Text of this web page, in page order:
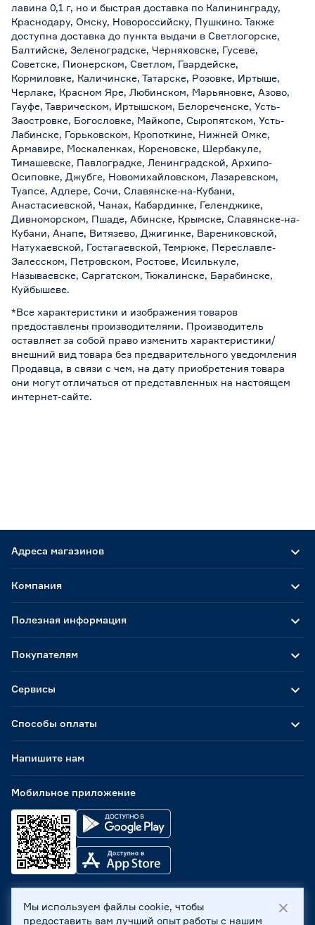
лавина 0,1 г, но и быстрая доставка по Калининграду,
Краснодару, Омску, Новороссийску, Пушкино. Также
доступна доставка до пункта выдачи в Светлогорске,
Балтийске, Зеленоградске, Черняховске, Гусеве,
Советске, Пионерском, Светлом, Гвардейске,
Кормиловке, Каличинске, Татарске, Розовке, Иртыше,
Черлаке, Красном Яре, Любинском, Марьяновке, Азово,
Гауфе, Таврическом, Иртышском, Белореченске, Усть-
Заостровке, Богословке, Майкопе, Сыропятском, Усть-
Лабинске, Горьковском, Кропоткине, Нижней Омке,
Армавире, Москаленках, Кореновске, Шербакуле,
Тимашевске, Павлоградке, Ленинградской, Архипо-
Осиповке, Джубге, Новомихайловском, Лазаревском,
Туапсе, Адлере, Сочи, Славянске-на-Кубани,
Анастасиевской, Чанах, Кабардинке, Геленджике,
Дивноморском, Пшаде, Абинске, Крымске, Славянске-на-
Кубани, Анапе, Витязево, Джигинке, Варениковской,
Натухаевской, Гостагаевской, Темрюке, Переславле-
Залесском, Петровском, Ростове, Исилькуле,
Называевске, Саргатском, Тюкалинске, Барабинске,
Куйбышеве.
*Все характеристики и изображения товаров
предоставлены производителями. Производитель
оставляет за собой право изменить характеристики/
внешний вид товара без предварительного уведомления
Продавца, в связи с чем, на дату приобретения товара
они могут отличаться от представленных на настоящем
интернет-сайте.
Адреса магазинов
Способы оплаты
Мобильное приложение
Компания
Полезная информация
Покупателям
Сервисы
Напишите нам
ООО «Бауцентр Рус» 2004 -2026, 236029, г. Калининград,
ул. А.Невского, 205. ИНН 7702596813, КПП 390601001 ©
Мы используем файлы cookie, чтобы
предоставить вам лучший опыт работы с нашим